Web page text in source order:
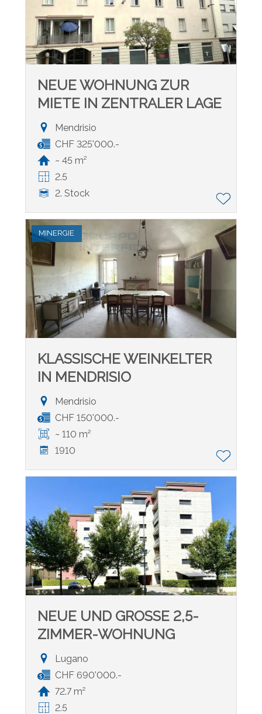
NEUE WOHNUNG ZUR
MIETE IN ZENTRALER LAGE
Mendrisio
CHF 325'000.-
~ 45 m²
2.5
2. Stock
MINERGIE
KLASSISCHE WEINKELTER
IN MENDRISIO
Mendrisio
CHF 150'000.-
~ 110 m²
1910
NEUE UND GROSSE 2,5-
ZIMMER-WOHNUNG
Lugano
CHF 690'000.-
72.7 m²
2.5